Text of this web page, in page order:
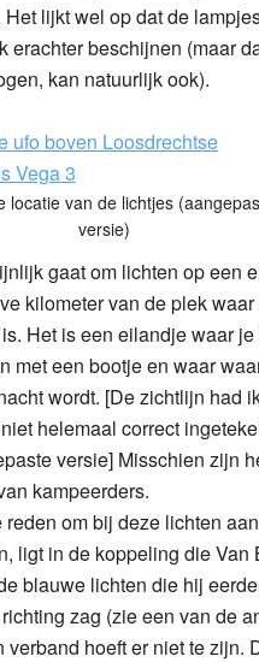
Het lijkt wel op dat de
erachter beschijnen (maar
kan natuurlijk ook).
locatie van de lichtjes
versie)
gaat om lichten op een
kilometer van de plek waar
Het is een eilandje waar je
met een bootje en waar
wordt. [De zichtlijn had
helemaal correct
versie] Misschien zijn
kampeerders.
reden om bij deze lichten
ligt in de koppeling die Van
blauwe lichten die hij
zag (zie een van de
verband hoeft er niet te zijn.